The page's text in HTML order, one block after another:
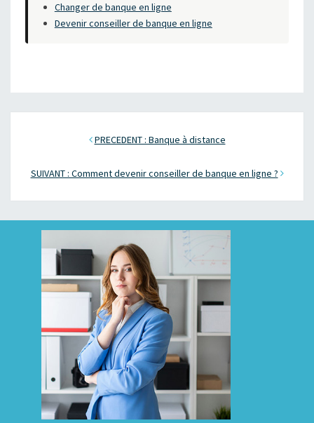
Changer de banque en ligne
Devenir conseiller de banque en ligne
PRECEDENT : Banque à distance
SUIVANT : Comment devenir conseiller de banque en ligne ?